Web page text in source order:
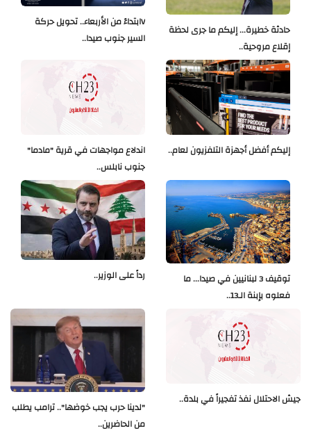
Vابتداءً من الأربعاء.. تحويل حركة
السير جنوب صيدا..
حادثة خطيرة... إليكم ما جرى لحظة
إقلاع مروحية..
اندلاع مواجهات في قرية "مادما"
جنوب نابلس..
إليكم أفضل أجهزة التلفزيون لعام..
رداً على الوزير..
توقيف 3 لبنانيين في صيدا... ما
فعلوه بإبنة الـ13..
"لدينا حرب يجب خوضها".. ترامب يطلب
من الحاضرين..
جيش الاحتلال نفذ تفجيراً في بلدة..